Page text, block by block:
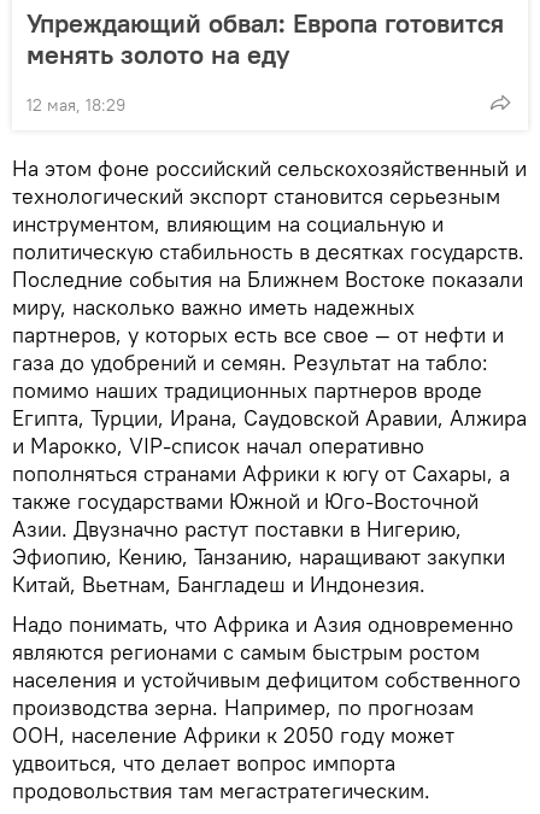
Упреждающий обвал: Европа готовится
менять золото на еду
12 мая, 18:29
На этом фоне российский сельскохозяйственный и
технологический экспорт становится серьезным
инструментом, влияющим на социальную и
политическую стабильность в десятках государств.
Последние события на Ближнем Востоке показали
миру, насколько важно иметь надежных
партнеров, у которых есть все свое — от нефти и
газа до удобрений и семян. Результат на табло:
помимо наших традиционных партнеров вроде
Египта, Турции, Ирана, Саудовской Аравии, Алжира
и Марокко, VIP-список начал оперативно
пополняться странами Африки к югу от Сахары, а
также государствами Южной и Юго-Восточной
Азии. Двузначно растут поставки в Нигерию,
Эфиопию, Кению, Танзанию, наращивают закупки
Китай, Вьетнам, Бангладеш и Индонезия.
Надо понимать, что Африка и Азия одновременно
являются регионами с самым быстрым ростом
населения и устойчивым дефицитом собственного
производства зерна. Например, по прогнозам
ООН, население Африки к 2050 году может
удвоиться, что делает вопрос импорта
продовольствия там мегастратегическим.